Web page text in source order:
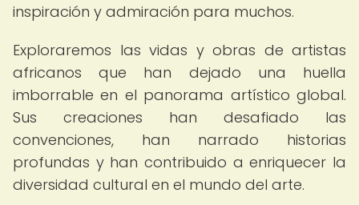
inspiración y admiración para muchos.
Exploraremos las vidas y obras de artistas
africanos que han dejado una huella
imborrable en el panorama artístico global.
Sus creaciones han desafiado las
convenciones, han narrado historias
profundas y han contribuido a enriquecer la
diversidad cultural en el mundo del arte.